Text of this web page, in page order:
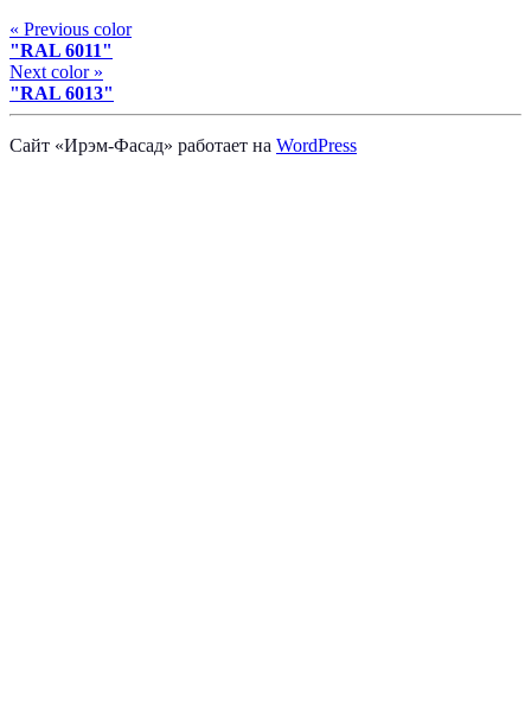
« Previous color
"RAL 6011"
Next color »
"RAL 6013"
Сайт «Ирэм-Фасад» работает на WordPress